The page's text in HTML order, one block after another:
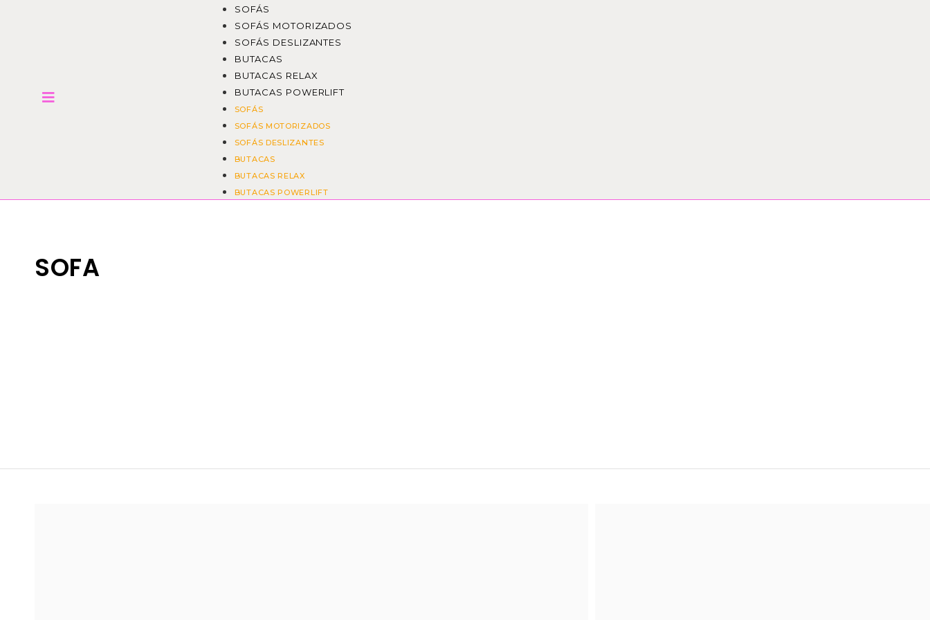
SOFÁS
SOFÁS MOTORIZADOS
SOFÁS DESLIZANTES
BUTACAS
BUTACAS RELAX
BUTACAS POWERLIFT
SOFÁS
SOFÁS MOTORIZADOS
SOFÁS DESLIZANTES
BUTACAS
BUTACAS RELAX
BUTACAS POWERLIFT
SOFA